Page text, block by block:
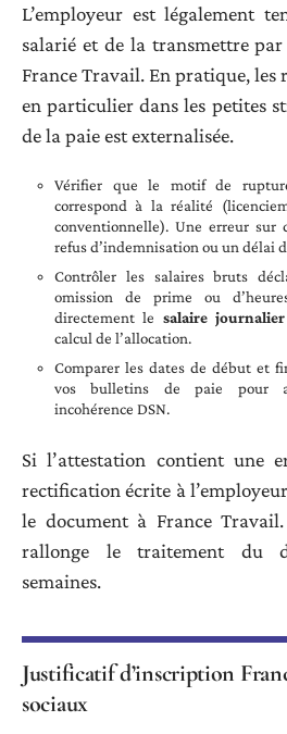
L’employeur est légalement
salarié et de la transmettre
France Travail. En pratique, les
en particulier dans les petites
de la paie est externalisée.
Vérifier que le motif de
correspond à la réalité
conventionnelle). Une erreur
refus d’indemnisation ou un délai
Contrôler les salaires bruts
omission de prime ou
directement le salaire
calcul de l’allocation.
Comparer les dates de début et
vos bulletins de paie pour
incohérence DSN.
Si l’attestation contient une
rectification écrite à
le document à France
rallonge le traitement du
semaines.
Justificatif d’inscription
sociaux